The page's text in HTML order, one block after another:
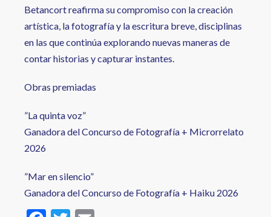
Betancort reafirma su compromiso con la creación
artística, la fotografía y la escritura breve, disciplinas
en las que continúa explorando nuevas maneras de
contar historias y capturar instantes.
Obras premiadas
”La quinta voz”
Ganadora del Concurso de Fotografía + Microrrelato
2026
”Mar en silencio”
Ganadora del Concurso de Fotografía + Haiku 2026